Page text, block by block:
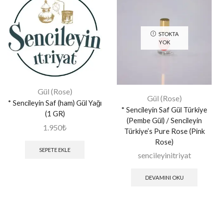
Gül (Rose)
* Sencileyin Saf (ham) Gül Yağı
(1 GR)
1.950₺
SEPETE EKLE
STOKTA
YOK
Gül (Rose)
* Sencileyin Saf Gül Türkiye
(Pembe Gül) / Sencileyin
Türkiye’s Pure Rose (Pink
Rose)
sencileyinitriyat
DEVAMINI OKU